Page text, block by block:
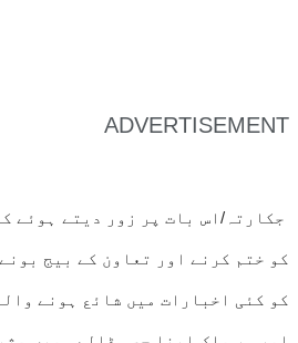
ADVERTISEMENT
کو ختم کرنے اور تعاون کے بیج